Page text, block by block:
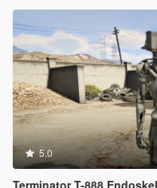
5.0
Terminator T-888